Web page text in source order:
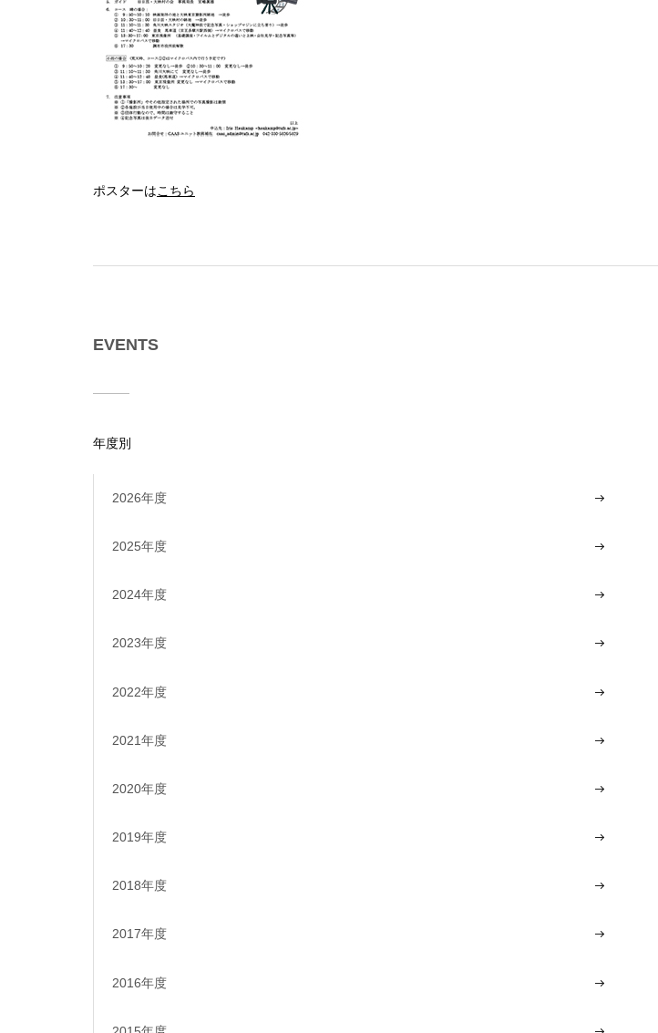
ポスターはこちら
EVENTS
年度別
2026年度
2025年度
2024年度
2023年度
2022年度
2021年度
2020年度
2019年度
2018年度
2017年度
2016年度